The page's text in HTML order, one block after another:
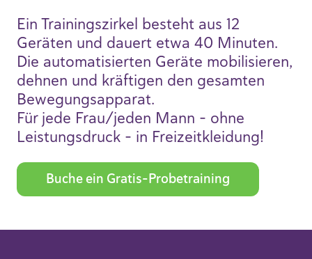
Ein Trainingszirkel besteht aus 12
Geräten und dauert etwa 40 Minuten.
Die automatisierten Geräte mobilisieren,
dehnen und kräftigen den gesamten
Bewegungsapparat.
Für jede Frau/jeden Mann - ohne
Leistungsdruck - in Freizeitkleidung!
Buche ein Gratis-Probetraining